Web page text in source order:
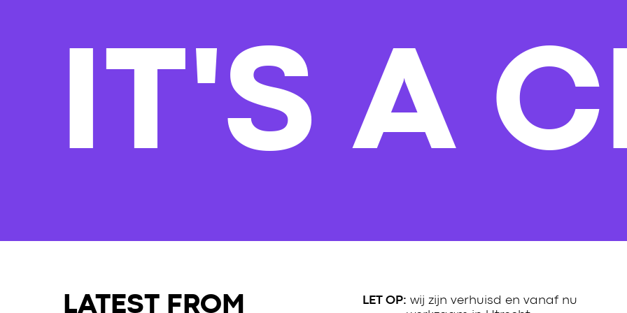
IT'S A
LATEST FROM LET OP: wij zijn verhuisd en vanaf nu